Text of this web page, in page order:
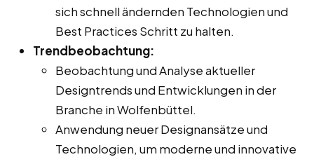
sich schnell ändernden Technologien und
Best Practices Schritt zu halten.
Trendbeobachtung:
Beobachtung und Analyse aktueller
Designtrends und Entwicklungen in der
Branche in Wolfenbüttel.
Anwendung neuer Designansätze und
Technologien, um moderne und innovative